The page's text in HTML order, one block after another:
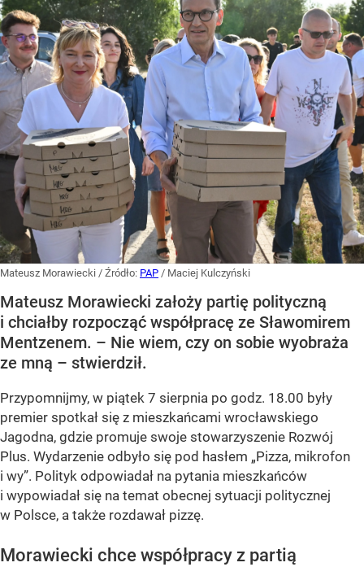
Mateusz Morawiecki / Źródło: PAP / Maciej Kulczyński
Mateusz Morawiecki założy partię polityczną
i chciałby rozpocząć współpracę ze Sławomirem
Mentzenem. – Nie wiem, czy on sobie wyobraża
ze mną – stwierdził.
Przypomnijmy, w piątek 7 sierpnia po godz. 18.00 były
premier spotkał się z mieszkańcami wrocławskiego
Jagodna, gdzie promuje swoje stowarzyszenie Rozwój
Plus. Wydarzenie odbyło się pod hasłem „Pizza, mikrofon
i wy”. Polityk odpowiadał na pytania mieszkańców
i wypowiadał się na temat obecnej sytuacji politycznej
w Polsce, a także rozdawał pizzę.
Morawiecki chce współpracy z partią